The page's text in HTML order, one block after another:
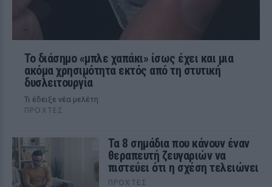
Το διάσημο «μπλε χαπάκι» ίσως έχει και μια
ακόμα χρησιμότητα εκτός από τη στυτική
δυσλειτουργία
Τι έδειξε νέα μελέτη
ΠΡΟΧΤΈΣ
Τα 8 σημάδια που κάνουν έναν
θεραπευτή ζευγαριών να
πιστεύει ότι η σχέση τελειώνει
ΠΡΟΧΤΈΣ